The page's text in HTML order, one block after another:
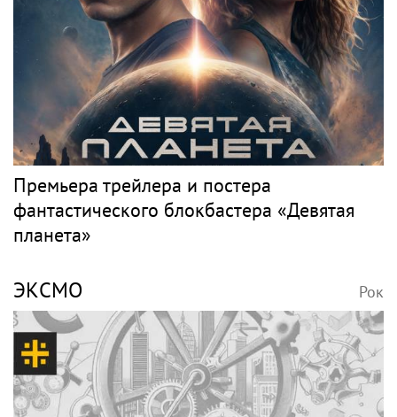
Премьера трейлера и постера
фантастического блокбастера «Девятая
планета»
ЭКСМО Рок